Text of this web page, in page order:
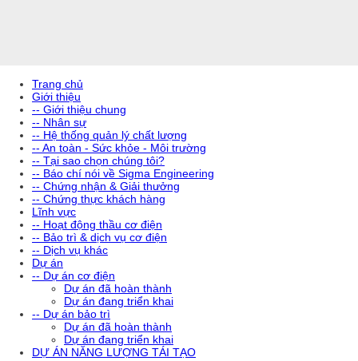
Trang chủ
Giới thiệu
-- Giới thiệu chung
-- Nhân sự
-- Hệ thống quản lý chất lượng
-- An toàn - Sức khỏe - Môi trường
-- Tại sao chọn chúng tôi?
-- Báo chí nói về Sigma Engineering
-- Chứng nhận & Giải thưởng
-- Chứng thực khách hàng
Lĩnh vực
-- Hoạt động thầu cơ điện
-- Bảo trì & dịch vụ cơ điện
-- Dịch vụ khác
Dự án
-- Dự án cơ điện
Dự án đã hoàn thành
Dự án đang triển khai
-- Dự án bảo trì
Dự án đã hoàn thành
Dự án đang triển khai
DỰ ÁN NĂNG LƯỢNG TÁI TẠO